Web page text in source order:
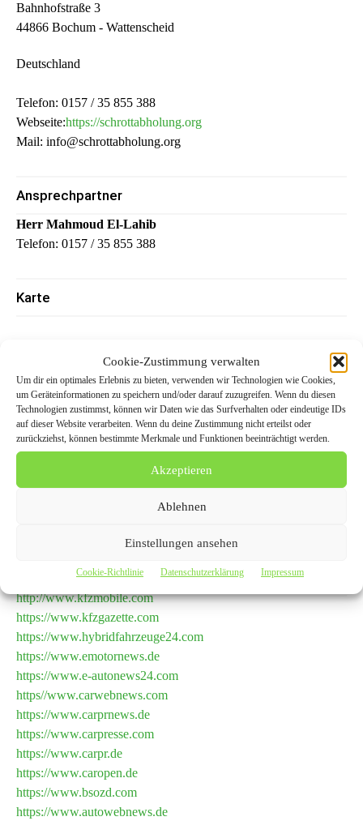
Cookie-Zustimmung verwalten
Um dir ein optimales Erlebnis zu bieten, verwenden wir Technologien wie Cookies,
um Geräteinformationen zu speichern und/oder darauf zuzugreifen. Wenn du diesen
Technologien zustimmst, können wir Daten wie das Surfverhalten oder eindeutige IDs
auf dieser Website verarbeiten. Wenn du deine Zustimmung nicht erteilst oder
zurückziehst, können bestimmte Merkmale und Funktionen beeinträchtigt werden.
Akzeptieren
Ablehnen
Einstellungen ansehen
Cookie-Richtlinie Datenschutzerklärung Impressum
Bahnhofstraße 3
44866 Bochum - Wattenscheid
Deutschland
Telefon: 0157 / 35 855 388
Webseite:https://schrottabholung.org
Mail: info@schrottabholung.org
Ansprechpartner
Herr Mahmoud El-Lahib
Telefon: 0157 / 35 855 388
Karte
Pressemeldungen wurde auch veröffentlicht
http://www.kfzmobile.com
https://www.kfzgazette.com
https://www.hybridfahrzeuge24.com
https://www.emotornews.de
https://www.e-autonews24.com
https//www.carwebnews.com
https://www.carprnews.de
https://www.carpresse.com
https://www.carpr.de
https://www.caropen.de
https://www.bsozd.com
https://www.autowebnews.de